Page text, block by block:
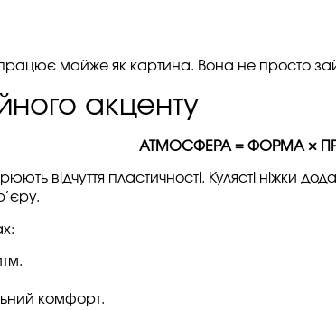
майже як картина. Вона не просто
акценту
АТМОСФЕРА = ФОРМА ×
відчуття пластичності. Кулясті ніжки
комфорт.